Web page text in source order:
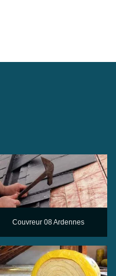
Couvreur 08 Ardennes